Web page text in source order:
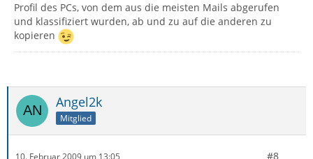
Profil des PCs, von dem aus die meisten Mails abgerufen
und klassifiziert wurden, ab und zu auf die anderen zu
kopieren
Angel2k
Mitglied
10. Februar 2009 um 13:05 #8